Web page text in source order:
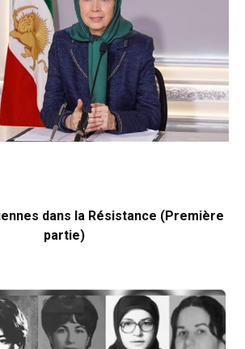
dans la Résistance (Première
partie)